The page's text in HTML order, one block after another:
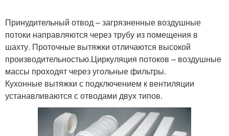
Принудительный отвод – загрязненные воздушные
потоки направляются через трубу из помещения в
шахту. Проточные вытяжки отличаются высокой
производительностью.Циркуляция потоков – воздушные
массы проходят через угольные фильтры.
Кухонные вытяжки с подключением к вентиляции
устанавливаются с отводами двух типов.